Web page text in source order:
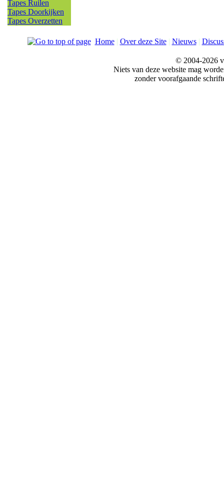
Tapes Ruilen
Tapes Doorkijken
Tapes Overzetten
Home| Over deze Site| Nieuws|
© 2004-2026
Niets van deze website mag
zonder voorafgaande